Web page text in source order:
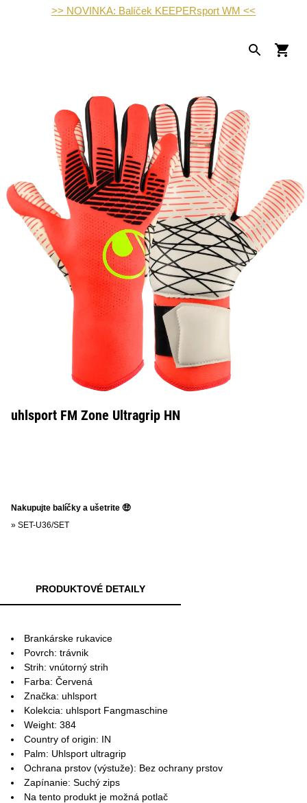
>> NOVINKA: Balíček KEEPERsport WM <<
uhlsport FM Zone Ultragrip HN
Nakupujte balíčky a ušetrite 🤑
» SET-U36/SET
PRODUKTOVÉ DETAILY
Brankárske rukavice
Povrch: trávnik
Strih: vnútorný strih
Farba: Červená
Značka: uhlsport
Kolekcia: uhlsport Fangmaschine
Weight: 384
Country of origin: IN
Palm: Uhlsport ultragrip
Ochrana prstov (výstuže): Bez ochrany prstov
Zapínanie: Suchý zips
Na tento produkt je možná potlač